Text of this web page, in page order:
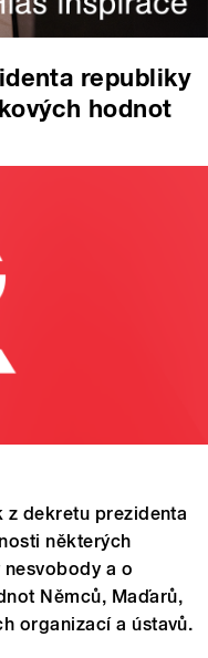
republiky
hodnot
z dekretu prezidenta
některých
a o
Němců, Maďarů,
organizací a ústavů.